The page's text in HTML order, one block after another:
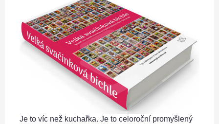
Je to víc než kuchařka. Je to celoroční promyšlený